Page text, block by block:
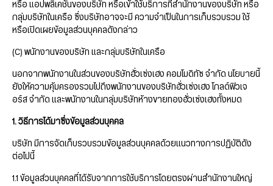
หรือ แอปพลิเคชันของบริษัท หรือเข้าใช้บริการที่สำนักงานของบริษัท หรือ
กลุ่มบริษัทในเครือ ซึ่งบริษัทอาจจะมี ความจำเป็นในการเก็บรวบรวม ใช้
หรือเปิดเผยข้อมูลส่วนบุคคลดังกล่าว
(C) พนักงานของบริษัท และกลุ่มบริษัทในเครือ
นอกจากพนักงานในส่วนของบริษัทฮั่วเซ่งเฮง คอมโมดิทัซ จำกัด นโยบายนี้
ยังให้ความคุ้มครองรวมไปถึงพนักงานของบริษัทฮั่วเซ่งเฮง โกลด์ฟิวเจ
อร์ส จำกัด และพนักงานในกลุ่มบริษัทห้างขายทองฮั่วเซ่งเฮงทั้งหมด
1. วิธีการได้มาซึ่งข้อมูลส่วนบุคคล
บริษัท มีการจัดเก็บรวบรวมข้อมูลส่วนบุคคลด้วยแนวทางการปฏิบัติดัง
ต่อไปนี้
1.1 ข้อมูลส่วนบุคคลที่ได้รับจากการใช้บริการโดยตรงผ่านสำนักงานใหญ่